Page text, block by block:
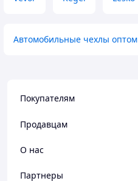
Автомобильные чехлы оптом
Покупателям
Продавцам
О нас
Партнеры